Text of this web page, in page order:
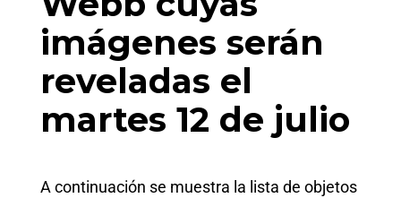
imágenes serán
reveladas el
martes 12 de julio
A continuación se muestra la lista de objetos